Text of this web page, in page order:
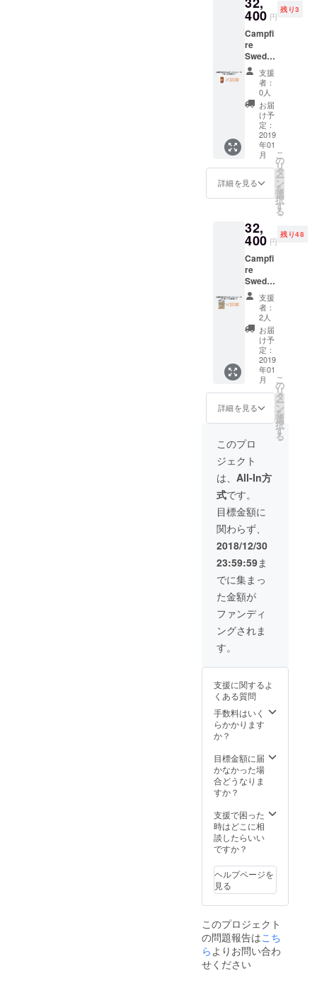
しま
す。 ■
樹種：
バーチ
■サイ
ズ
直径：
約１８
～２３
ｃｍ
高さ：
約３０
ｃｍ ■
おまけ
着火材
（オー
ク燃
料）付
■燃焼時
間…約
２時間
～３時
間 ※商
品写真
はイ
メージ
です。
天然素
材の為
１本１
本形状
は異な
りま
さい。
しま
す。 ■
樹種：
バーチ
■サイ
ズ
直径：
約１８
～２３
ｃｍ
高さ：
約３０
ｃｍ ■
おまけ
着火材
（オー
ク燃
料）付
■燃焼時
間…約
２時間
～３時
間 ※商
品写真
はイ
メージ
です。
天然素
材の為
１本１
本形状
は異な
りま
す。ご
了承下
さい。
おりま
す。立
ち上が
る炎は
まさに
ド！
キャン
プやア
ウトド
アパー
ティを
盛り上
げま
す。ま
た、ス
ウェ
ディッ
トーチ
は災害
備蓄ア
イテム
として
もお勧
めいた
しま
す。 ■
樹種：
オーク
■サイ
ズ
直径：
約１８
～２３
ｃｍ
高さ：
約３０
ｃｍ ■
おまけ
着火材
（オー
ガニッ
ク燃
料）付
間…約
２時間
～３時
間 ※商
品写真
メージ
です。
は異な
りま
す。ご
了承下
さい。
り込み
やす
く、ま
た煙突
効果
（ロ
ケット
ストー
ブの原
理）に
より、
着火し
やすい
構造と
す。立
ち上が
まさに
ワイル
ド！
キャン
プやア
ウトド
ティを
盛り上
げま
す。ま
た、ス
ウェ
ディッ
シュ
トーチ
は災害
備蓄ア
イテム
もお勧
めいた
しま
す。 ■
樹種：
パイン
■サイ
ズ
直径：
約１８
～２３
ｃｍ
高さ：
約３０
ｃｍ ■
おまけ
ク燃
料）付
■燃焼時
間…約
２時間
間 ※商
品写真
はイ
メージ
天然素
材の為
１本１
本形状
りま
す。ご
暖を
取った
トルや
スキ
レット
を直接
乗せれ
ばコン
ロに早
変わ
り。火
台、五
徳、薪
の３役
備え、
万能さ
がカッ
コイイ
アイテ
ム。６
つの切
り込み
と、側
面に空
気を取
り込む
（口）
を開
け、上
ていま
す。空
り込み
やす
く、ま
た煙突
効果
（ロ
ケット
ストー
ブの原
理）に
より、
着火し
やすい
構造と
なって
おりま
す。立
ち上が
ド！
キャン
ウトド
アパー
げま
す。ま
た、ス
シュ
トーチ
は災害
備蓄ア
イテム
として
しま
す。 ■
樹種：
バーチ
■サイ
ズ
３«Pine
» 火力
とても
パワフ
ル！パ
イン
（松）
のス
ウェ
ディッ
シュ
トー
チ。
4«PAR
「パー
ティー
と遊び
心を入
品。
トーチ
を顔に
見立
て、通
気口が
口、く
り抜い
た２つ
の穴が
目にな
りま
火後少
し待つ
るで目
や口か
ら炎が
出てい
るかの
ような
トーチ
人形が
出来上
がり。
今回は
入手困
難な
バーチ
（白
樺）で
「パー
ティー
た。 ■
サイ
ズ
直径：
約１８
～２３
高さ：
約３０
着火材
（オー
ガニッ
ク燃
料）付
■燃焼時
２時間
～３時
間 ※商
品写真
はイ
メージ
です。
「ス
ウェー
デン
トー
チ」
「ウッ
ドキャ
ンド
ル」
「木こ
りのろ
うそ
く」
「丸太
コン
ロ」な
欧発祥
の焚き
イルで
す。暖
を取っ
たり、
ケトル
やスキ
レット
を直接
乗せれ
ばコン
ロに早
変わ
台、五
徳、薪
を兼ね
万能さ
とシン
がカッ
コイイ
アイテ
ム。６
つの切
り込み
と、側
面に空
気を取
り込む
穴を開
け、上
部の穴
す。空
気を取
り込み
やす
く、ま
た煙突
ケット
ストー
ブの原
着火し
やすい
構造と
なって
す。立
る炎は
まさに
ワイル
ド！
キャン
プやア
ウトド
ます。
送料無
料（国
内発送
のみ、
離島・
一部地
域は除
く） 熱
量・燃
焼時間
共に優
れてお
り、扱
いやす
くバラ
（楢）
のス
ウェ
ディッ
シュ
トー
チ。
「ス
ウェー
デン
トー
チ」
「ウッ
ドキャ
ンド
ル」
「木こ
く」
コン
ロ」な
どの呼
び名も
ある北
欧発祥
の焚き
火スタ
す。暖
を取っ
たり、
ケトル
やスキ
レット
を直接
ロに早
変わ
り。火
台、五
徳、薪
の３役
万能さ
とシン
プルさ
アイテ
ム。６
つの切
り込み
面に空
気を取
り込む
穴を開
部の穴
と続い
ていま
す。空
400 円
残り3
Campfi
re
Swedis
h torch
«Pine»
20本
セット
【CAM
PFIRE
限定
40%
OFF】
通常
54000
円を
34800
届けし
ます。
送料無
料（国
内発送
のみ、
離島・
一部地
域は除
く） 火
力が強
くとて
もパワ
フル！
パイン
（松）
のス
シュ
トー
チ。
「ス
ウェー
デン
トー
チ」
「ウッ
ドキャ
ンド
ル」
「木こ
りのろ
うそ
く」
「丸太
コン
び名も
欧発祥
の焚き
火スタ
イルで
たり、
ケトル
やスキ
乗せれ
ばコン
ロに早
変わ
台、五
徳、薪
の３役
を兼ね
万能さ
とシン
プルさ
がカッ
コイイ
支援
者：
0人
お届
け予
定：
2019
年01
月
詳細を見る
こ
の
リ
タ
ー
ン
を
選
択
す
る
32,
400 円
残り48
Campfi
re
Swedis
h torch
«PART
Y»20本
セット
【CAM
PFIRE
限定
40%
OFF】
通常
54000
円を
32400
円でお
届けし
ます。
送料無
料（国
内発送
のみ、
離島・
一部地
域は除
く）
「パー
ティー
」は
ちょっ
と遊び
心を入
れた商
を顔に
て、通
気口が
口、く
り抜い
た２つ
目にな
りま
す。着
火後少
と、ま
るで目
や口か
ら炎が
るかの
ような
トーチ
人形が
がり。
今回は
入手困
難な
バーチ
支援
者：
2人
お届
け予
定：
2019
年01
月
詳細を見る
こ
の
リ
タ
ー
ン
を
選
択
す
る
このプロ
ジェクト
は、 All-In方
式です。
目標金額に
関わらず、
2018/12/30
23:59:59ま
でに集まっ
た金額が
ファンディ
ングされま
す。
支援に関するよ
くある質問
手数料はいく
らかかります
か？
目標金額に届
かなかった場
合どうなりま
すか？
支援で困った
時はどこに相
談したらいい
ですか？
ヘルプページを
見る
このプロジェクト
の問題報告はこち
ら よりお問い合わ
せください